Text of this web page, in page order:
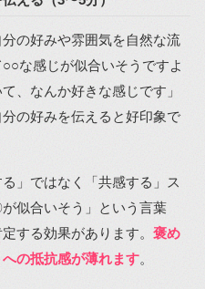
の好みや雰囲気を自然な流
な感じが似合いそうですよ
、なんか好きな感じです」
の好みを伝えると好印象で
」ではなく「共感する」ス
似合いそう」という言葉
する効果があります。 褒め
の抵抗感が薄れます。